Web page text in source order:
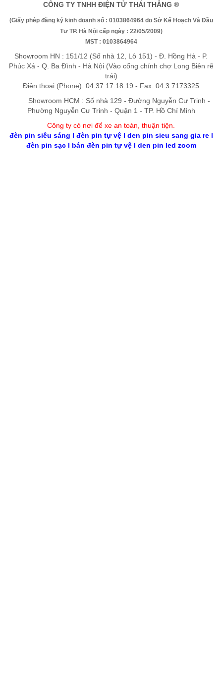
CÔNG TY TNHH ĐIỆN TỬ THÁI THẮNG ®
(Giấy phép đăng ký kinh doanh số : 0103864964 do Sở Kế Hoạch Và Đầu
Tư TP. Hà Nội cấp ngày : 22/05/2009)
MST : 0103864964
Showroom HN : 151/12 (Số nhà 12, Lô 151) - Đ. Hồng Hà - P.
Phúc Xá - Q. Ba Đình - Hà Nội (Vào cổng chính chợ Long Biên rẽ
trái)
Điện thoại (Phone): 04.37 17.18.19 - Fax: 04.3 7173325
Showroom HCM : Số nhà 129 - Đường Nguyễn Cư Trinh -
Phường Nguyễn Cư Trinh - Quận 1 - TP. Hồ Chí Minh
Công ty có nơi để xe an toàn, thuận tiện
đèn pin siêu sáng l đèn pin tự vệl den pin sieu sang gia rel
đèn pin sạcl bán đèn pin tự vệl den pin led zoom